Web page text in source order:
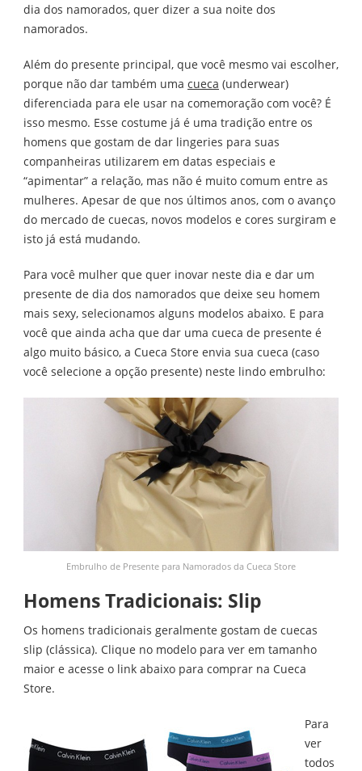
dia dos namorados, quer dizer a sua noite dos
namorados.
Além do presente principal, que você mesmo vai escolher,
porque não dar também uma cueca (underwear)
diferenciada para ele usar na comemoração com você? É
isso mesmo. Esse costume já é uma tradição entre os
homens que gostam de dar lingeries para suas
companheiras utilizarem em datas especiais e
“apimentar” a relação, mas não é muito comum entre as
mulheres. Apesar de que nos últimos anos, com o avanço
do mercado de cuecas, novos modelos e cores surgiram e
isto já está mudando.
Para você mulher que quer inovar neste dia e dar um
presente de dia dos namorados que deixe seu homem
mais sexy, selecionamos alguns modelos abaixo. E para
você que ainda acha que dar uma cueca de presente é
algo muito básico, a Cueca Store envia sua cueca (caso
você selecione a opção presente) neste lindo embrulho:
Embrulho de Presente para Namorados da Cueca Store
Homens Tradicionais: Slip
Os homens tradicionais geralmente gostam de cuecas
slip (clássica). Clique no modelo para ver em tamanho
maior e acesse o link abaixo para comprar na Cueca
Store.
Para
ver
todos